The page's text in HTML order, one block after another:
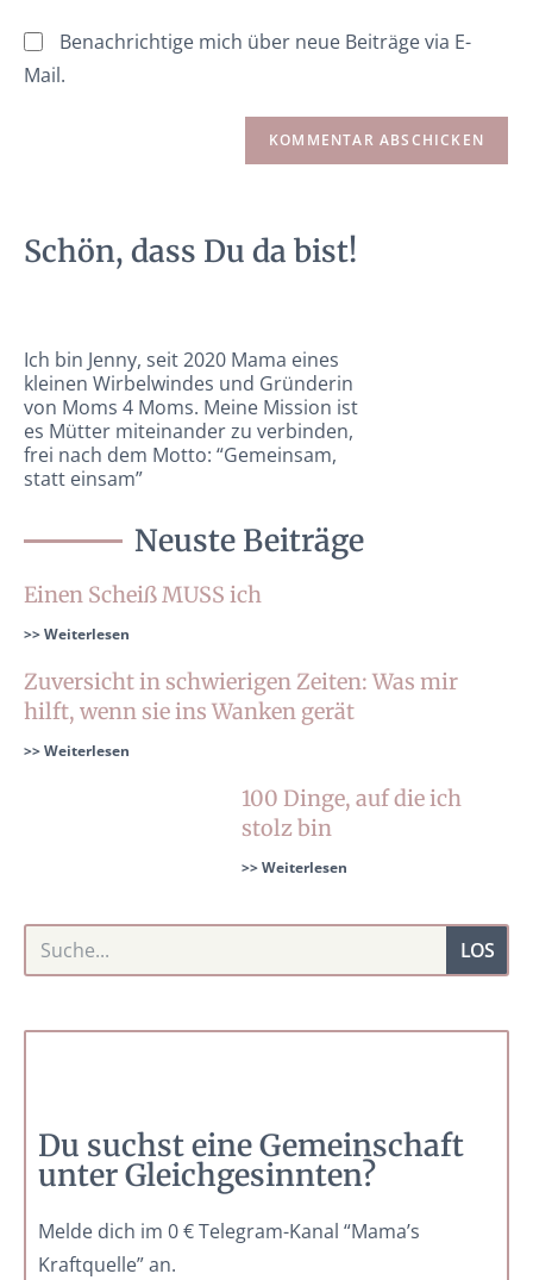
Benachrichtige mich über neue Beiträge via E-
Mail.
Schön, dass Du da bist!
Ich bin Jenny, seit 2020 Mama eines
kleinen Wirbelwindes und Gründerin
von Moms 4 Moms. Meine Mission ist
es Mütter miteinander zu verbinden,
frei nach dem Motto: “Gemeinsam,
statt einsam”
Neuste Beiträge
Einen Scheiß MUSS ich
>> Weiterlesen
Zuversicht in schwierigen Zeiten: Was mir
hilft, wenn sie ins Wanken gerät
>> Weiterlesen
100 Dinge, auf die ich
stolz bin
>> Weiterlesen
LOS
Du suchst eine Gemeinschaft
unter Gleichgesinnten?
Melde dich im 0 € Telegram-Kanal “Mama’s
Kraftquelle” an.